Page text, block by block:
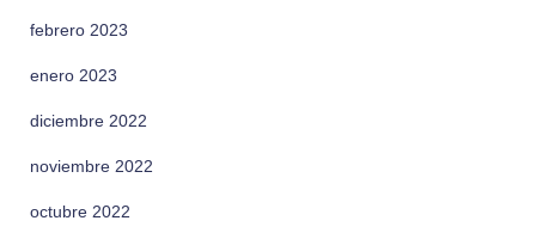
febrero 2023
enero 2023
diciembre 2022
noviembre 2022
octubre 2022